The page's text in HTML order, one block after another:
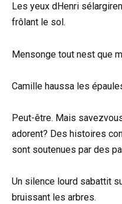
Les yeux dHenri
frôlant le sol.
Mensonge tout nest que
Camille haussa les
Peut-être. Mais
adorent? Des histoires
sont soutenues par des
Un silence lourd sabattit
bruissant les arbres.